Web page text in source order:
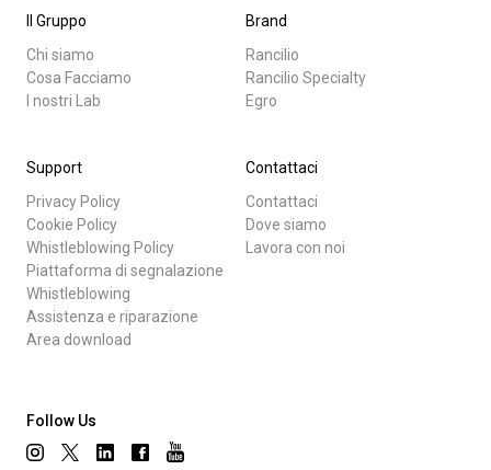
Il Gruppo
Chi siamo
Cosa Facciamo
I nostri Lab
Brand
Rancilio
Rancilio Specialty
Egro
Support
Privacy Policy
Cookie Policy
Whistleblowing Policy
Piattaforma di segnalazione
Whistleblowing
Assistenza e riparazione
Area download
Contattaci
Contattaci
Dove siamo
Lavora con noi
Follow Us